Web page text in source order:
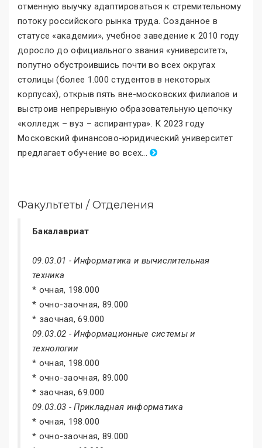
отменную выучку адаптироваться к стремительному
потоку российского рынка труда. Созданное в
статусе «академии», учебное заведение к 2010 году
доросло до официального звания «университет»,
попутно обустроившись почти во всех округах
столицы (более 1.000 студентов в некоторых
корпусах), открыв пять вне-московских филиалов и
выстроив непрерывную образовательную цепочку
«колледж – вуз – аспирантура». К 2023 году
Московский финансово-юридический университет
предлагает обучение во всех...
Факультеты / Отделения
Бакалавриат
09.03.01 - Информатика и вычислительная
техника
* очная, 198.000
* очно-заочная, 89.000
* заочная, 69.000
09.03.02 - Информационные системы и
технологии
* очная, 198.000
* очно-заочная, 89.000
* заочная, 69.000
09.03.03 - Прикладная информатика
* очная, 198.000
* очно-заочная, 89.000